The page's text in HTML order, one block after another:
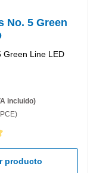
No. 5 Green
Green Line LED
incluido)
producto